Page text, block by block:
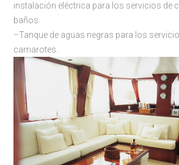
instalación eléctrica para los servicios de
baños.
–Tanque de aguas negras para los
camarotes.